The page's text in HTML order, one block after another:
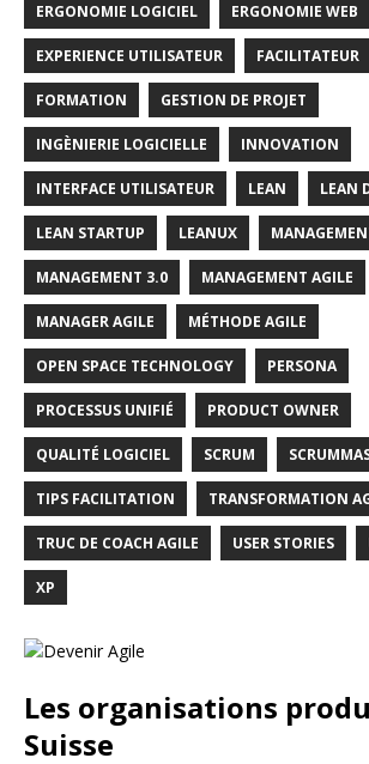
ERGONOMIE LOGICIEL ERGONOMIE WEB
EXPERIENCE UTILISATEUR FACILITATEUR
FORMATION GESTION DE PROJET
INGÈNIERIE LOGICIELLE INNOVATION
INTERFACE UTILISATEUR LEAN LEAN
LEAN STARTUP LEANUX
MANAGEMENT 3.0 MANAGEMENT AGILE
MANAGER AGILE MÉTHODE AGILE
OPEN SPACE TECHNOLOGY PERSONA
PROCESSUS UNIFIÉ PRODUCT OWNER
QUALITÉ LOGICIEL SCRUM
TIPS FACILITATION TRANSFORMATION
TRUC DE COACH AGILE USER STORIES
XP
Les organisations
Suisse